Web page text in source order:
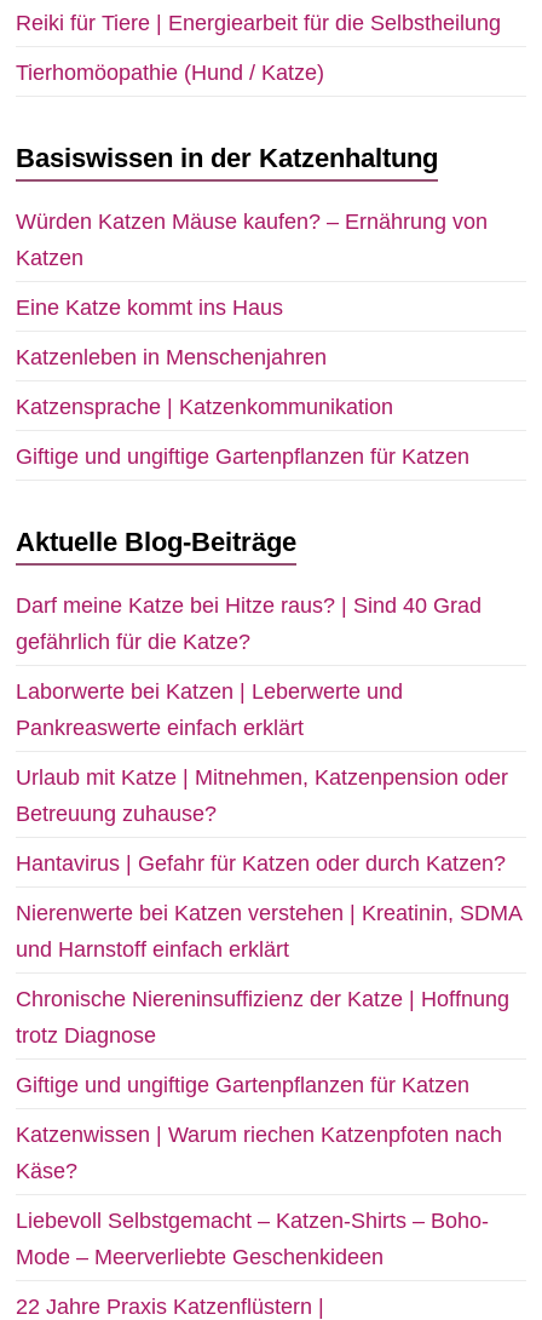
Reiki für Tiere | Energiearbeit für die Selbstheilung
Tierhomöopathie (Hund / Katze)
Basiswissen in der Katzenhaltung
Würden Katzen Mäuse kaufen? – Ernährung von
Katzen
Eine Katze kommt ins Haus
Katzenleben in Menschenjahren
Katzensprache | Katzenkommunikation
Giftige und ungiftige Gartenpflanzen für Katzen
Aktuelle Blog-Beiträge
Darf meine Katze bei Hitze raus? | Sind 40 Grad
gefährlich für die Katze?
Laborwerte bei Katzen | Leberwerte und
Pankreaswerte einfach erklärt
Urlaub mit Katze | Mitnehmen, Katzenpension oder
Betreuung zuhause?
Hantavirus | Gefahr für Katzen oder durch Katzen?
Nierenwerte bei Katzen verstehen | Kreatinin, SDMA
und Harnstoff einfach erklärt
Chronische Niereninsuffizienz der Katze | Hoffnung
trotz Diagnose
Giftige und ungiftige Gartenpflanzen für Katzen
Katzenwissen | Warum riechen Katzenpfoten nach
Käse?
Liebevoll Selbstgemacht – Katzen-Shirts – Boho-
Mode – Meerverliebte Geschenkideen
22 Jahre Praxis Katzenflüstern |